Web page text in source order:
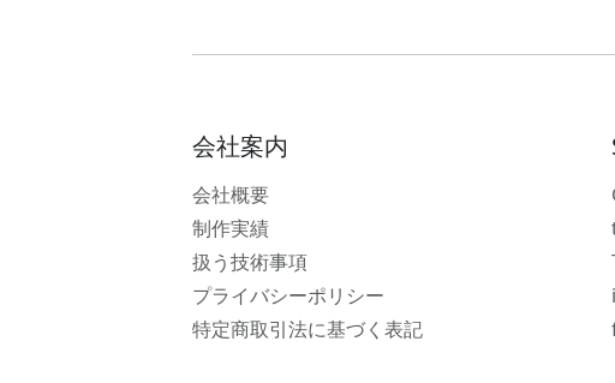
会社案内
会社概要
制作実績
扱う技術事項
プライバシーポリシー
特定商取引法に基づく表記